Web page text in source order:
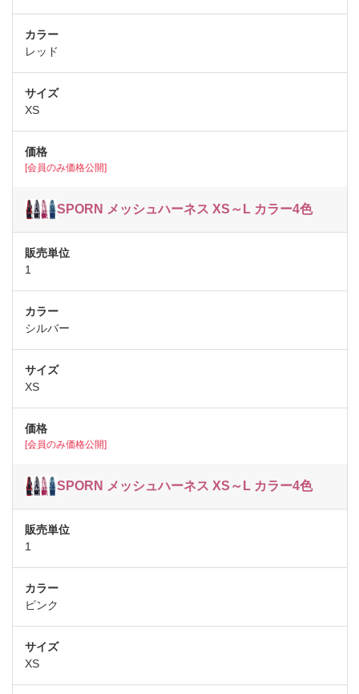
レッド
XS
[会員のみ価格公開]
SPORN メッシュハーネス XS～L カラー4色
1
シルバー
XS
[会員のみ価格公開]
SPORN メッシュハーネス XS～L カラー4色
1
ピンク
XS